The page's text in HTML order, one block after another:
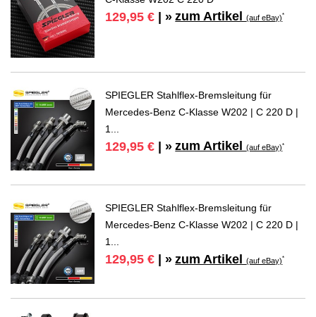
129,95 € | » zum Artikel(auf eBay)*
SPIEGLER Stahlflex-Bremsleitung für
Mercedes-Benz C-Klasse W202 | C 220 D |
1...
129,95 € | » zum Artikel(auf eBay)*
SPIEGLER Stahlflex-Bremsleitung für
Mercedes-Benz C-Klasse W202 | C 220 D |
1...
129,95 € | » zum Artikel(auf eBay)*